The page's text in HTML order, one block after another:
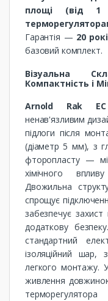
площі (від
Гарантія — 20
базовий комплект.
Візуальна
Компактність і
Arnold Rak EC
ненав'язливим
підлоги після
(діаметр 5 мм), з
фторопласту —
хімічного
Двожильна
спрощує
забезпечує захист
додаткову
стандартний
ізоляційний шар,
легкого монтажу.
живлення